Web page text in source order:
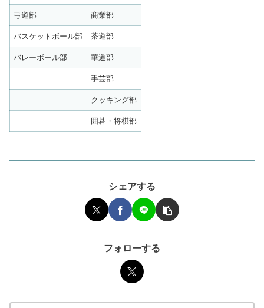
弓道部 商業部
バスケットボール部 茶道部
バレーボール部 華道部
手芸部
クッキング部
囲碁・将棋部
シェアする
フォローする